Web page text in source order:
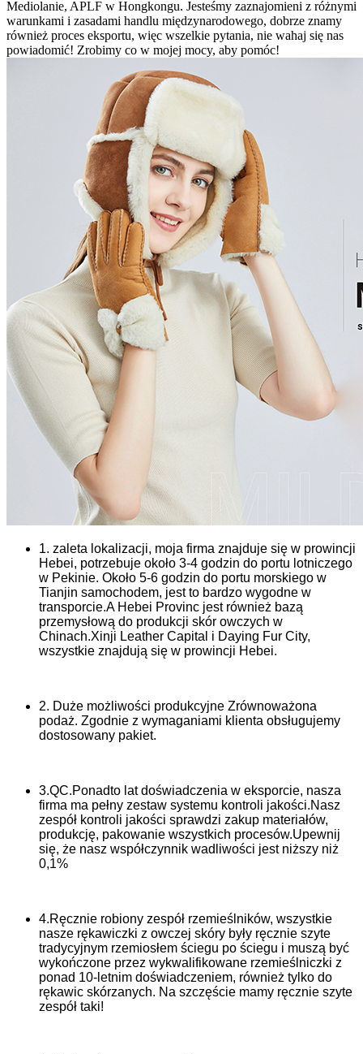
Mediolanie, APLF w Hongkongu. Jesteśmy zaznajomieni z różnymi
warunkami i zasadami handlu międzynarodowego, dobrze znamy
również proces eksportu, więc wszelkie pytania, nie wahaj się nas
powiadomić! Zrobimy co w mojej mocy, aby pomóc!
1. zaleta lokalizacji, moja firma znajduje się w prowincji
Hebei, potrzebuje około 3-4 godzin do portu lotniczego
w Pekinie. Około 5-6 godzin do portu morskiego w
Tianjin samochodem, jest to bardzo wygodne w
transporcie.A Hebei Provinc jest również bazą
przemysłową do produkcji skór owczych w
Chinach.Xinji Leather Capital i Daying Fur City,
wszystkie znajdują się w prowincji Hebei.
2. Duże możliwości produkcyjne Zrównoważona
podaż. Zgodnie z wymaganiami klienta obsługujemy
dostosowany pakiet.
3.QC.Ponadto lat doświadczenia w eksporcie, nasza
firma ma pełny zestaw systemu kontroli jakości.Nasz
zespół kontroli jakości sprawdzi zakup materiałów,
produkcję, pakowanie wszystkich procesów.Upewnij
się, że nasz współczynnik wadliwości jest niższy niż
0,1%
4.Ręcznie robiony zespół rzemieślników, wszystkie
nasze rękawiczki z owczej skóry były ręcznie szyte
tradycyjnym rzemiosłem ściegu po ściegu i muszą być
wykończone przez wykwalifikowane rzemieślniczki z
ponad 10-letnim doświadczeniem, również tylko do
rękawic skórzanych. Na szczęście mamy ręcznie szyte
zespół taki!